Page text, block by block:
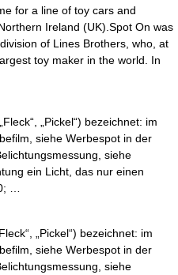
for a line of toy cars and
Ireland (UK).Spot On was
of Lines Brothers, who, at
toy maker in the world. In
„Pickel“) bezeichnet: im
siehe Werbespot in der
siehe
ein Licht, das nur einen
…
„Pickel“) bezeichnet: im
siehe Werbespot in der
siehe